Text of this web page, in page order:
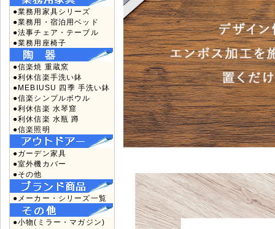
●業務用家具シリーズ
●業務用・宿泊用ベッド
●法事チェア・テーブル
●業務用座椅子
●信楽焼 重蔵窯
●利休信楽手洗い鉢
●MEBIUSU 四季 手洗い鉢
●信楽シンプルボウル
●利休信楽 水琴窟
●利休信楽 水瓶 蹲
●信楽照明
●ガーデン家具
●室外機カバー
●その他
●メーカー・シリーズ一覧
●小物(ミラー・マガジン)